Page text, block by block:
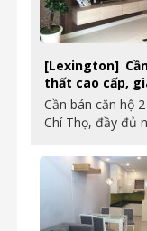
[Lexington]
thất cao cấp,
Cần bán căn hộ
Chí Thọ, đầy đủ